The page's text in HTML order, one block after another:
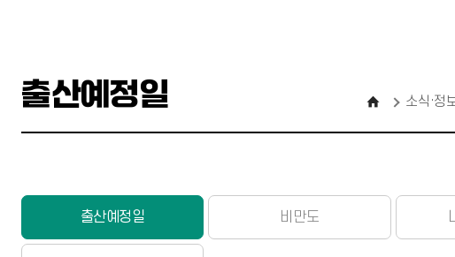
출산예정일 소식·정
출산예정일 비만도